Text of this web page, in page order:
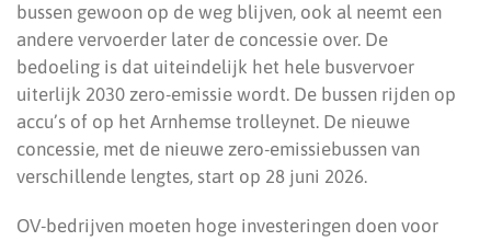
bussen gewoon op de weg blijven, ook al neemt een
andere vervoerder later de concessie over. De
bedoeling is dat uiteindelijk het hele busvervoer
uiterlijk 2030 zero-emissie wordt. De bussen rijden op
accu’s of op het Arnhemse trolleynet. De nieuwe
concessie, met de nieuwe zero-emissiebussen van
verschillende lengtes, start op 28 juni 2026.
OV-bedrijven moeten hoge investeringen doen voor